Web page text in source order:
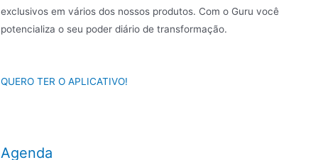
exclusivos em vários dos nossos produtos. Com o Guru você
potencializa o seu poder diário de transformação.
QUERO TER O APLICATIVO!
Agenda